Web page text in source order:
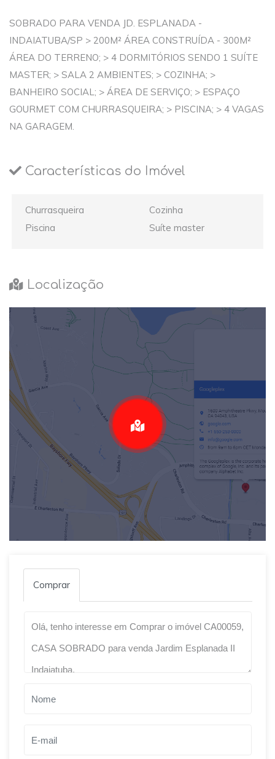
SOBRADO PARA VENDA JD. ESPLANADA -
INDAIATUBA/SP > 200M² ÁREA CONSTRUÍDA - 300M²
ÁREA DO TERRENO; > 4 DORMITÓRIOS SENDO 1 SUÍTE
MASTER; > SALA 2 AMBIENTES; > COZINHA; >
BANHEIRO SOCIAL; > ÁREA DE SERVIÇO; > ESPAÇO
GOURMET COM CHURRASQUEIRA; > PISCINA; > 4 VAGAS
NA GARAGEM.
Características do Imóvel
Churrasqueira
Cozinha
Piscina
Suíte master
Localização
Comprar